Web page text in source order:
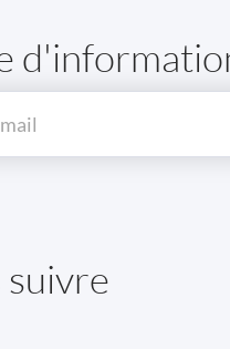
suivre